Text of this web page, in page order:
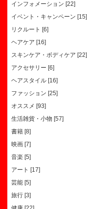
インフォメーション [22]
イベント・キャンペーン [15]
リクルート [6]
ヘアケア [16]
スキンケア・ボディケア [22]
アクセサリー [6]
ヘアスタイル [16]
ファッション [25]
オススメ [93]
生活雑貨・小物 [57]
書籍 [8]
映画 [7]
音楽 [5]
アート [17]
芸能 [5]
旅行 [3]